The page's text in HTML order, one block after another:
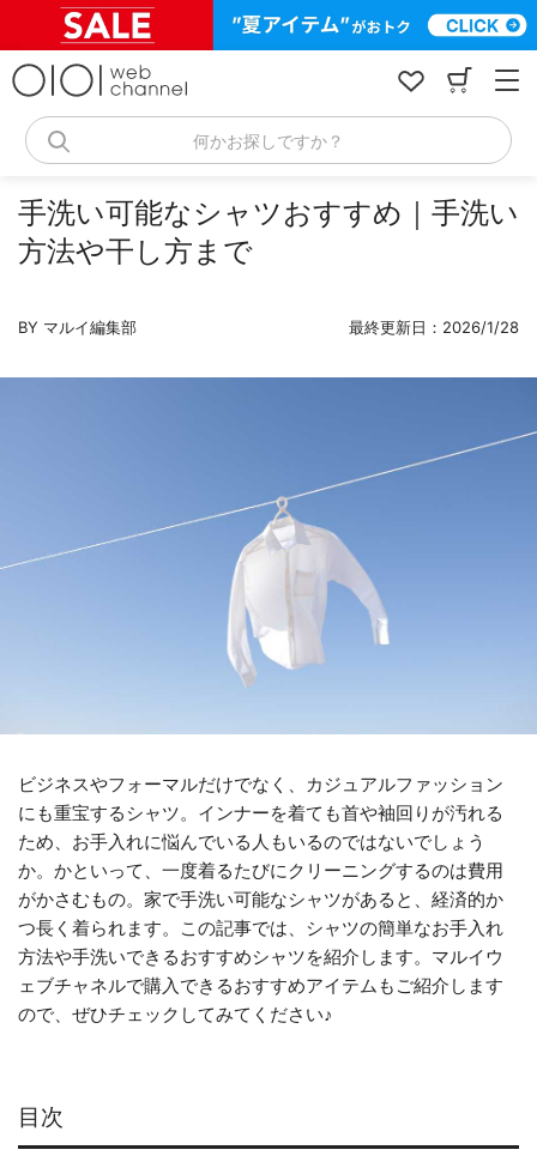
何かお探しですか？
手洗い可能なシャツおすすめ｜手洗い
方法や干し方まで
BY マルイ編集部 最終更新日：2026/1/28
ビジネスやフォーマルだけでなく、カジュアルファッション
にも重宝するシャツ。インナーを着ても首や袖回りが汚れる
ため、お手入れに悩んでいる人もいるのではないでしょう
か。かといって、一度着るたびにクリーニングするのは費用
がかさむもの。家で手洗い可能なシャツがあると、経済的か
つ長く着られます。この記事では、シャツの簡単なお手入れ
方法や手洗いできるおすすめシャツを紹介します。マルイウ
ェブチャネルで購入できるおすすめアイテムもご紹介します
ので、ぜひチェックしてみてください♪
目次